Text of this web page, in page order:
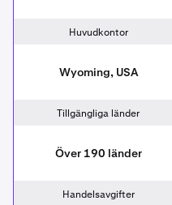
Huvudkontor
Wyoming, USA
Tillgängliga länder
Över 190 länder
Handelsavgifter